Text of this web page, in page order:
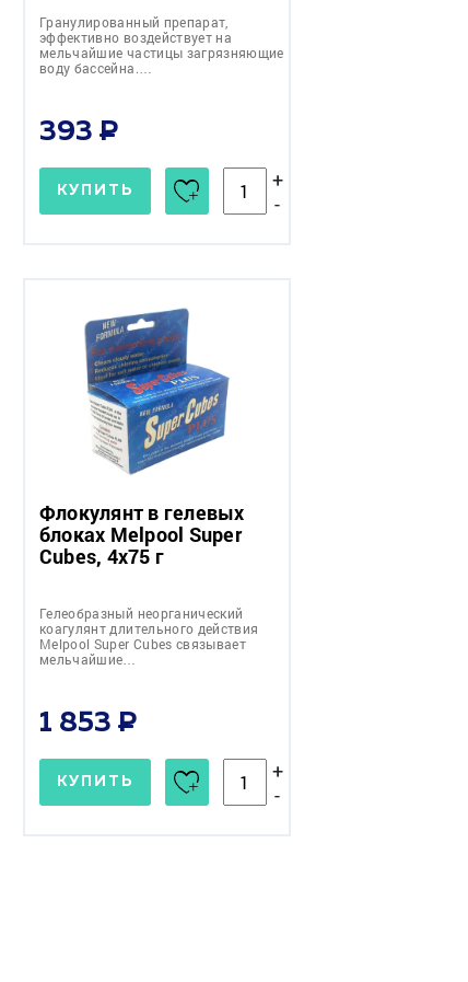
Гранулированный препарат,
эффективно воздействует на
мельчайшие частицы загрязняющие
воду бассейна.…
393
КУПИТЬ
+
-
Флокулянт в гелевых
блоках Melpool Super
Cubes, 4x75 г
Гелеобразный неорганический
коагулянт длительного действия
Melpool Super Cubes связывает
мельчайшие…
1 853
КУПИТЬ
+
-